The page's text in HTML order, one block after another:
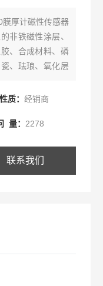
厚计磁性传感器
非铁磁性涂层、
、合成材料、磷
、珐琅、氧化层
锡等基体上的珐
业、商检等检测
质： 经销商
量： 2278
联系我们